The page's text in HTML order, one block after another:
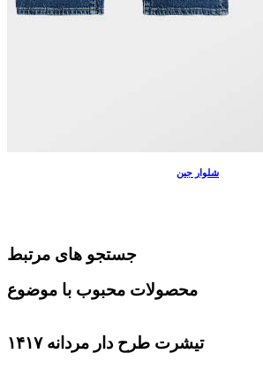
شلوار جین
جستجو های مرتبط
محصولات محبوب با موضوع
تیشرت طرح دار مردانه ۱۴۱۷